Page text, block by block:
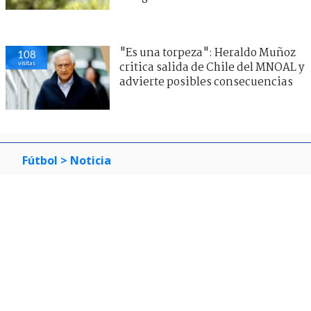
108
visitas
"Es una torpeza": Heraldo Muñoz
critica salida de Chile del MNOAL y
advierte posibles consecuencias
Fútbol > Noticia